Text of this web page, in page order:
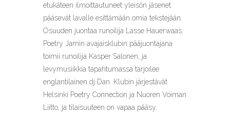
etukäteen ilmoittautuneet yleisön jäsenet
pääsevät lavalle esittämään omia tekstejään.
Osuuden juontaa runoilija Lasse Hauerwaas.
Poetry Jamin avajaisklubin pääjuontajana
toimii runoilija Kasper Salonen, ja
levymusiikkia tapahtumassa tarjoilee
englantilainen dj Dan. Klubin järjestävät
Helsinki Poetry Connection ja Nuoren Voiman
Liitto, ja tilaisuuteen on vapaa pääsy.